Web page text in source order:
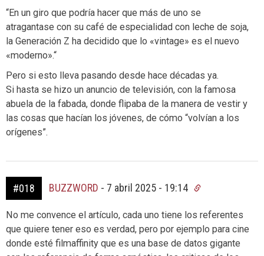
“En un giro que podría hacer que más de uno se
atragantase con su café de especialidad con leche de soja,
la Generación Z ha decidido que lo «vintage» es el nuevo
«moderno».“
Pero si esto lleva pasando desde hace décadas ya.
Si hasta se hizo un anuncio de televisión, con la famosa
abuela de la fabada, donde flipaba de la manera de vestir y
las cosas que hacían los jóvenes, de cómo “volvían a los
orígenes”.
#018 BUZZWORD - 7 abril 2025 - 19:14
No me convence el artículo, cada uno tiene los referentes
que quiere tener eso es verdad, pero por ejemplo para cine
donde esté filmaffinity que es una base de datos gigante